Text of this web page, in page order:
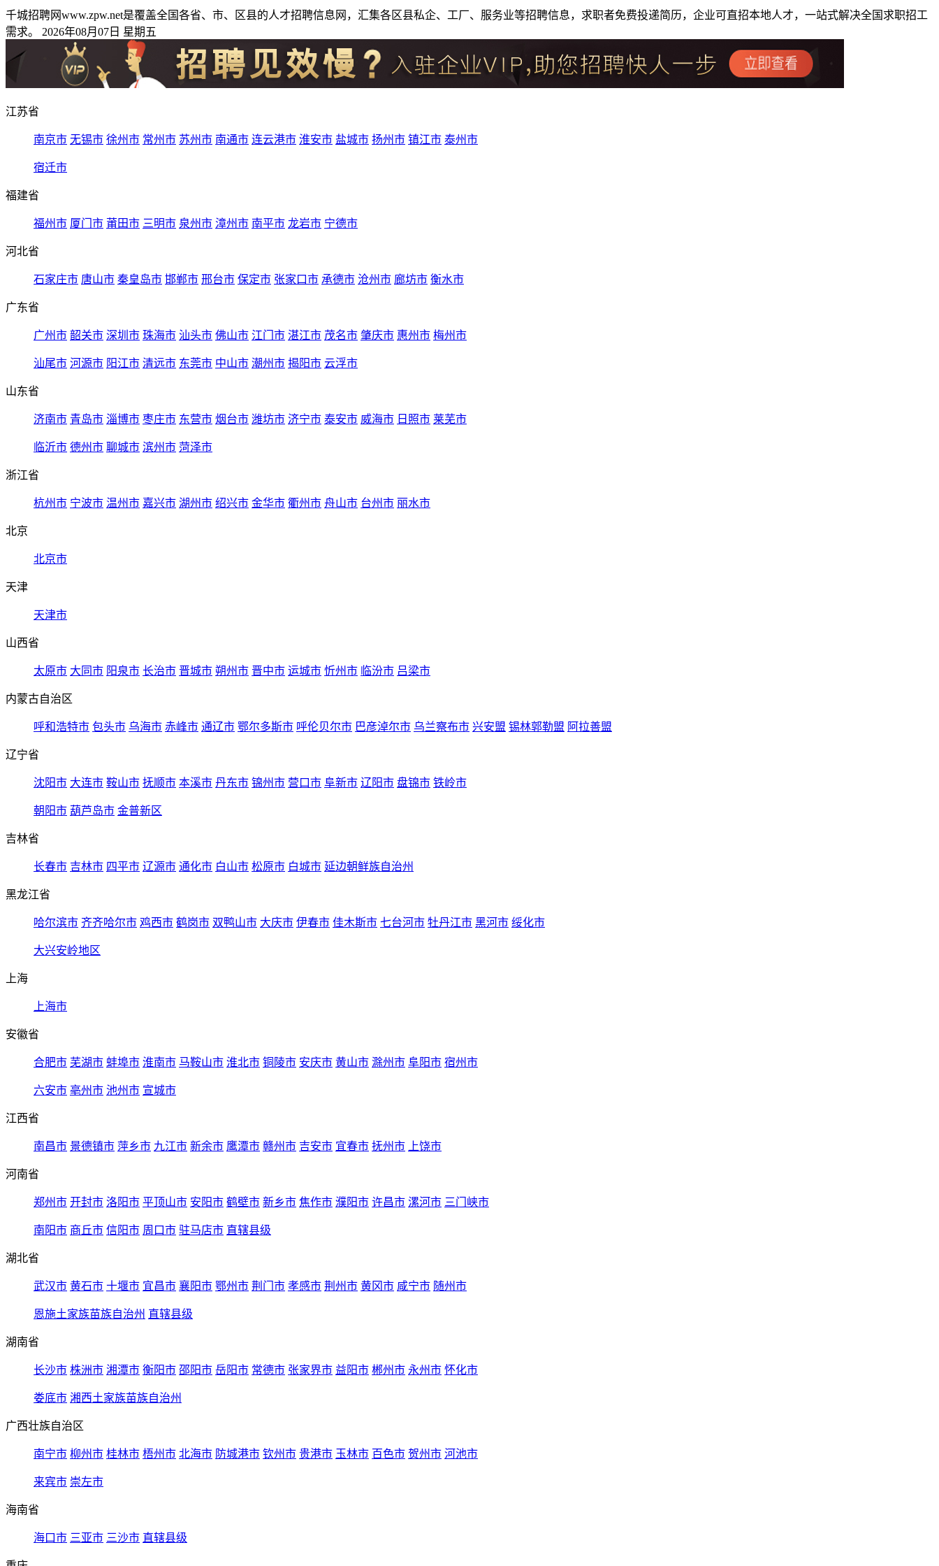
千城招聘网www.zpw.net是覆盖全国各省、市、区县的人才招聘信息网，汇集各区县私企、工厂、服务业等招聘信息，求职者免费投递简历，企业可直招本地人才，一站式解决全国求职招工
需求。 2026年08月07日 星期五
江苏省
南京市 无锡市 徐州市 常州市 苏州市 南通市 连云港市 淮安市 盐城市 扬州市 镇江市 泰州市
宿迁市
福建省
福州市 厦门市 莆田市 三明市 泉州市 漳州市 南平市 龙岩市 宁德市
河北省
石家庄市 唐山市 秦皇岛市 邯郸市 邢台市 保定市 张家口市 承德市 沧州市 廊坊市 衡水市
广东省
广州市 韶关市 深圳市 珠海市 汕头市 佛山市 江门市 湛江市 茂名市 肇庆市 惠州市 梅州市
汕尾市 河源市 阳江市 清远市 东莞市 中山市 潮州市 揭阳市 云浮市
山东省
济南市 青岛市 淄博市 枣庄市 东营市 烟台市 潍坊市 济宁市 泰安市 威海市 日照市 莱芜市
临沂市 德州市 聊城市 滨州市 菏泽市
浙江省
杭州市 宁波市 温州市 嘉兴市 湖州市 绍兴市 金华市 衢州市 舟山市 台州市 丽水市
北京
北京市
天津
天津市
山西省
太原市 大同市 阳泉市 长治市 晋城市 朔州市 晋中市 运城市 忻州市 临汾市 吕梁市
内蒙古自治区
呼和浩特市 包头市 乌海市 赤峰市 通辽市 鄂尔多斯市 呼伦贝尔市 巴彦淖尔市 乌兰察布市 兴安盟 锡林郭勒盟 阿拉善盟
辽宁省
沈阳市 大连市 鞍山市 抚顺市 本溪市 丹东市 锦州市 营口市 阜新市 辽阳市 盘锦市 铁岭市
朝阳市 葫芦岛市 金普新区
吉林省
长春市 吉林市 四平市 辽源市 通化市 白山市 松原市 白城市 延边朝鲜族自治州
黑龙江省
哈尔滨市 齐齐哈尔市 鸡西市 鹤岗市 双鸭山市 大庆市 伊春市 佳木斯市 七台河市 牡丹江市 黑河市 绥化市
大兴安岭地区
上海
上海市
安徽省
合肥市 芜湖市 蚌埠市 淮南市 马鞍山市 淮北市 铜陵市 安庆市 黄山市 滁州市 阜阳市 宿州市
六安市 亳州市 池州市 宣城市
江西省
南昌市 景德镇市 萍乡市 九江市 新余市 鹰潭市 赣州市 吉安市 宜春市 抚州市 上饶市
河南省
郑州市 开封市 洛阳市 平顶山市 安阳市 鹤壁市 新乡市 焦作市 濮阳市 许昌市 漯河市 三门峡市
南阳市 商丘市 信阳市 周口市 驻马店市 直辖县级
湖北省
武汉市 黄石市 十堰市 宜昌市 襄阳市 鄂州市 荆门市 孝感市 荆州市 黄冈市 咸宁市 随州市
恩施土家族苗族自治州 直辖县级
湖南省
长沙市 株洲市 湘潭市 衡阳市 邵阳市 岳阳市 常德市 张家界市 益阳市 郴州市 永州市 怀化市
娄底市 湘西土家族苗族自治州
广西壮族自治区
南宁市 柳州市 桂林市 梧州市 北海市 防城港市 钦州市 贵港市 玉林市 百色市 贺州市 河池市
来宾市 崇左市
海南省
海口市 三亚市 三沙市 直辖县级